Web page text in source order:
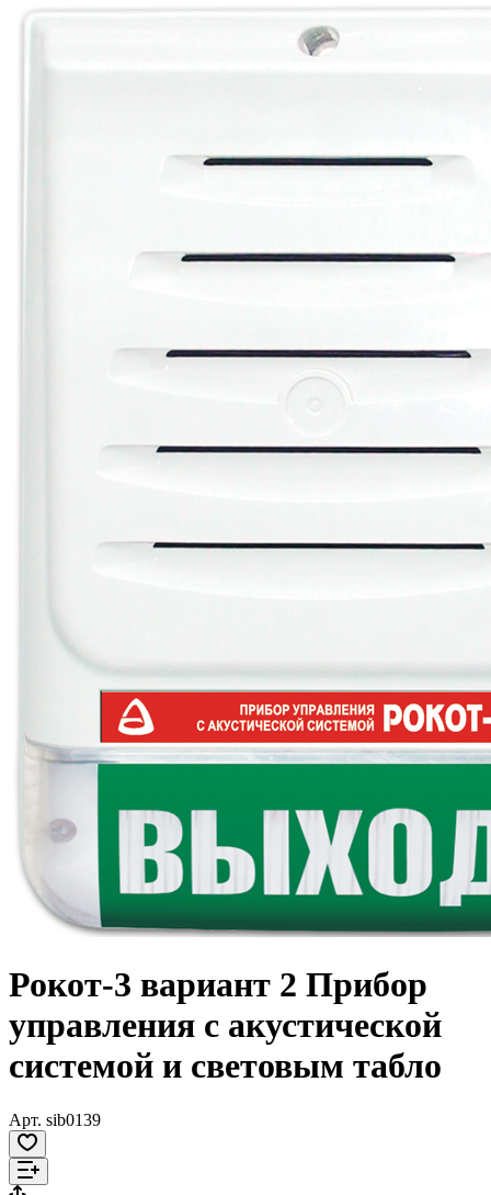
Рокот-3 вариант 2 Прибор
управления с акустической
системой и световым табло
Арт. sib0139